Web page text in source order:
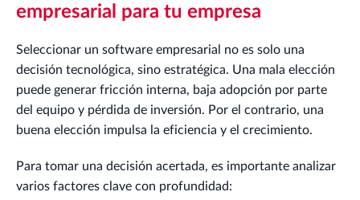
empresarial para tu empresa
Seleccionar un software empresarial no es solo una
decisión tecnológica, sino estratégica. Una mala elección
puede generar fricción interna, baja adopción por parte
del equipo y pérdida de inversión. Por el contrario, una
buena elección impulsa la eficiencia y el crecimiento.
Para tomar una decisión acertada, es importante analizar
varios factores clave con profundidad: